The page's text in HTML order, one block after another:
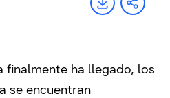
finalmente ha llegado, los
se encuentran